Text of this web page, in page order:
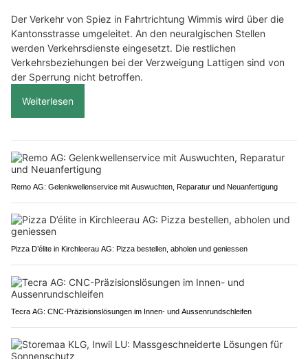
Der Verkehr von Spiez in Fahrtrichtung Wimmis wird über die
Kantonsstrasse umgeleitet. An den neuralgischen Stellen
werden Verkehrsdienste eingesetzt. Die restlichen
Verkehrsbeziehungen bei der Verzweigung Lattigen sind von
der Sperrung nicht betroffen.
Weiterlesen
Remo AG: Gelenkwellenservice mit Auswuchten, Reparatur und Neuanfertigung
Pizza D’élite in Kirchleerau AG: Pizza bestellen, abholen und geniessen
Tecra AG: CNC-Präzisionslösungen im Innen- und Aussenrundschleifen